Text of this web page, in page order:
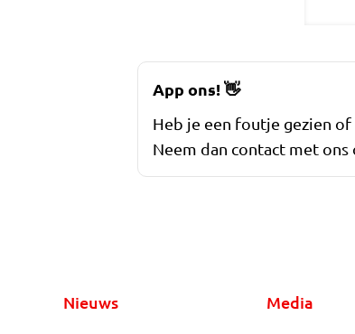
App ons!👋
Heb je een foutje gezien
Neem dan contact met ons
Nieuws Media